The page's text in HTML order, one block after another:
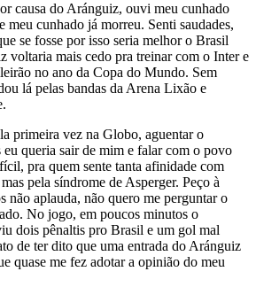
causa do Aránguiz, ouvi meu cunhado
meu cunhado já morreu. Senti saudades,
se fosse por isso seria melhor o Brasil
voltaria mais cedo pra treinar com o Inter e
no ano da Copa do Mundo. Sem
lá pelas bandas da Arena Lixão e
primeira vez na Globo, aguentar o
queria sair de mim e falar com o povo
pra quem sente tanta afinidade com
pela síndrome de Asperger. Peço à
não aplauda, não quero me perguntar o
No jogo, em poucos minutos o
dois pênaltis pro Brasil e um gol mal
de ter dito que uma entrada do Aránguiz
quase me fez adotar a opinião do meu